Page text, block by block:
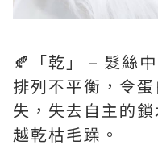
🍂「乾」 – 髮絲
排列不平衡，令
失，失去自主的
越乾枯毛躁。